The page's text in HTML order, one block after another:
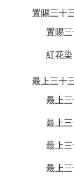
置賜三十
置賜
紅花染
最上三十
最上
最上
最上
最上